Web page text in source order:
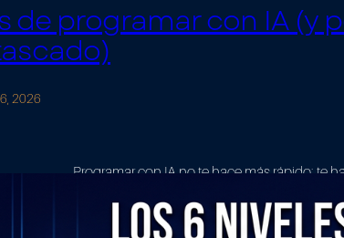
de programar con IA (y
2026
Programar con IA no te hace más rápido: te
ni te enteras. Si crees que con la inteligencia
más rápido, hay un estudio que dice justo lo